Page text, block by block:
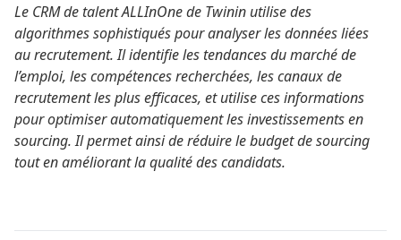
Le CRM de talent ALLInOne de Twinin utilise des
algorithmes sophistiqués pour analyser les données liées
au recrutement. Il identifie les tendances du marché de
l’emploi, les compétences recherchées, les canaux de
recrutement les plus efficaces, et utilise ces informations
pour optimiser automatiquement les investissements en
sourcing. Il permet ainsi de réduire le budget de sourcing
tout en améliorant la qualité des candidats.